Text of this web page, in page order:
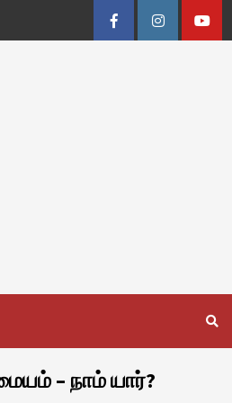
FacebookInstagram
– நாம் யார்?